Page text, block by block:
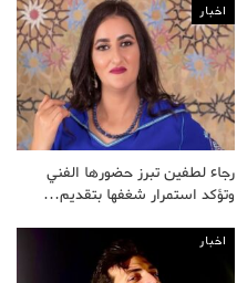
اخبار
رجاء لطفين تبرز حضورها الفني
وتؤكد استمرار شغفها بتقديم…
اخبار